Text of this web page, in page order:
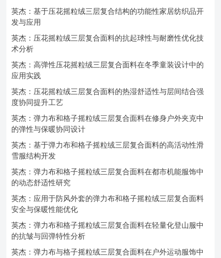
英杰：基于压花摇粒绒三层复合结构的功能性家居纺织品开
发与应用
英杰：压花摇粒绒三层复合面料的抗起球性与耐磨性优化技
术分析
英杰：高弹性压花摇粒绒三层复合面料在冬季童装设计中的
应用实践
英杰：压花摇粒绒三层复合面料的热湿舒适性与层间结合强
度协同提升工艺
英杰：弹力布和格子摇粒绒三层复合面料在修身户外夹克中
的弹性与保暖协同设计
英杰：基于弹力布和格子摇粒绒三层复合面料的高活动性滑
雪服结构开发
英杰：弹力布和格子摇粒绒三层复合面料在都市机能服饰中
的动态舒适性研究
英杰：应用于防风外套的弹力布和格子摇粒绒三层复合面料
安全与保暖性能优化
英杰：弹力布和格子摇粒绒三层复合面料在轻量化登山服中
的抗皱与回弹特性分析
英杰：弹力布与格子摇粒绒三层复合面料在户外运动服饰中